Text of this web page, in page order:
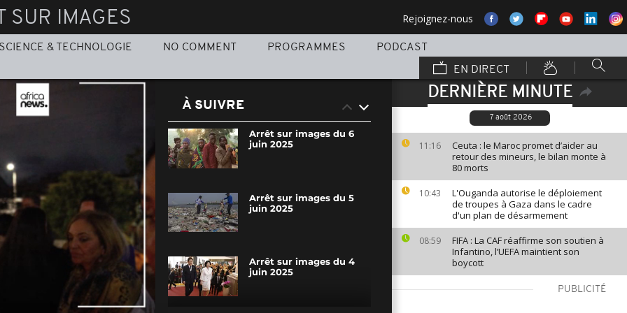
SUR IMAGES Rejoignez-nous
SCIENCE & TECHNOLOGIE NO COMMENT PROGRAMMES
PODCAST
EN DIRECT
DERNIÈRE MINUTE
7 août 2026
11:16
Ceuta : le Maroc promet d’aider au
retour des mineurs, le bilan monte à
80 morts
10:43
L'Ouganda autorise le déploiement
de troupes à Gaza dans le cadre
d'un plan de désarmement
08:59
FIFA : La CAF réaffirme son soutien à
Infantino, l’UEFA maintient son
boycott
PUBLICITÉ
À SUIVRE
Arrêt sur images du 6
juin 2025
Arrêt sur images du 5
juin 2025
Arrêt sur images du 4
juin 2025